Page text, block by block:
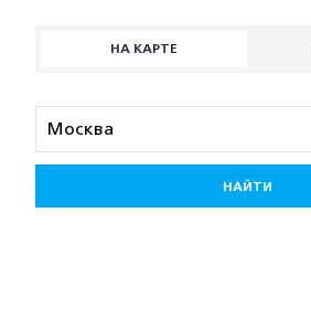
НА КАРТЕ
НАЙТИ